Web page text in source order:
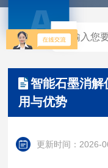
A
智能石墨消解
用与优势
更新时间：2026-